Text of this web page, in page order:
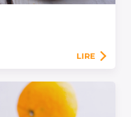
LIRE